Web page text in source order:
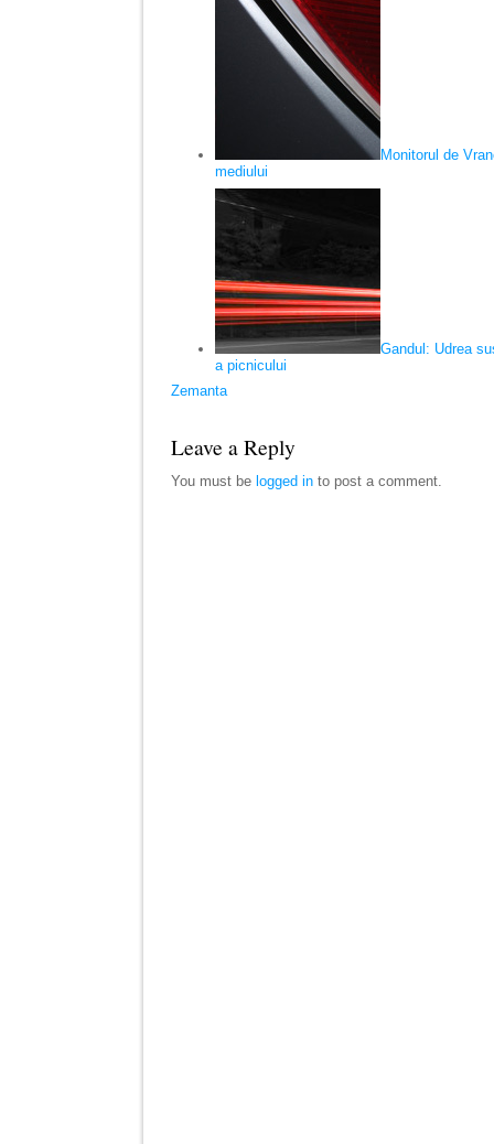
Monitorul de
mediului
Gandul: Udrea
a picnicului
Zemanta
Leave a Reply
You must be logged in to post a comment.